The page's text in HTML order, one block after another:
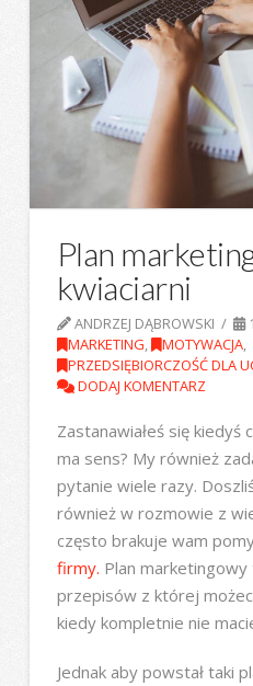
Plan
kwiaciarni
ANDRZEJ DĄBROWSKI
MARKETING, MOTYWACJA,
PRZEDSIĘBIORCZOŚĆ DLA
DODAJ KOMENTARZ
Zastanawiałeś się kiedyś
ma sens? My również
pytanie wiele razy.
również w rozmowie z
często brakuje wam
firmy. Plan marketingowy
przepisów z której
kiedy kompletnie nie
Jednak aby powstał taki